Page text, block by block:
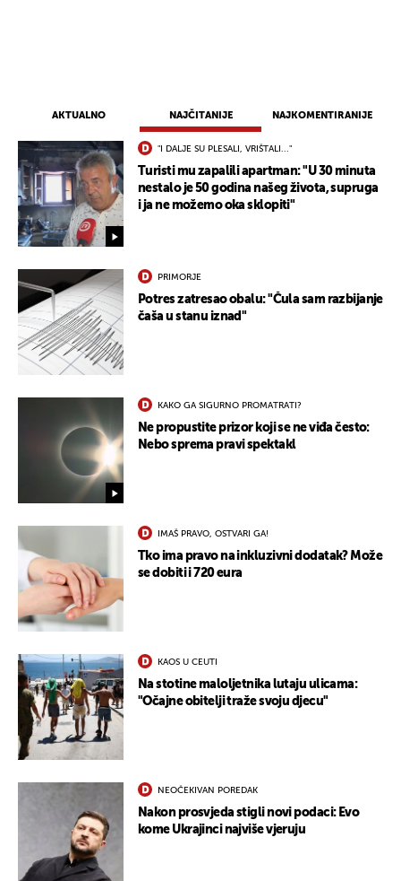
AKTUALNO NAJČITANIJE NAJKOMENTIRANIJE
"I DALJE SU PLESALI, VRIŠTALI..."
Turisti mu zapalili apartman: "U 30 minuta
nestalo je 50 godina našeg života, supruga
i ja ne možemo oka sklopiti"
PRIMORJE
Potres zatresao obalu: "Čula sam razbijanje
čaša u stanu iznad"
KAKO GA SIGURNO PROMATRATI?
Ne propustite prizor koji se ne viđa često:
Nebo sprema pravi spektakl
IMAŠ PRAVO, OSTVARI GA!
Tko ima pravo na inkluzivni dodatak? Može
se dobiti i 720 eura
KAOS U CEUTI
Na stotine maloljetnika lutaju ulicama:
"Očajne obitelji traže svoju djecu"
NEOČEKIVAN POREDAK
Nakon prosvjeda stigli novi podaci: Evo
kome Ukrajinci najviše vjeruju
UKLJUČITE NOTIFIKACIJE